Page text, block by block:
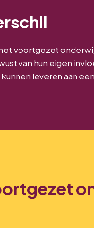
voortgezet
van hun eigen
leveren aan een